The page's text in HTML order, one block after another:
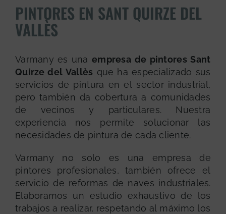
PINTORES EN SANT QUIRZE DEL
VALLÈS
Varmany es unaempresa de pintores Sant
Quirze del Vallès que ha especializado sus
servicios de pintura en el sector industrial,
pero también da cobertura a comunidades
de vecinos y particulares. Nuestra
experiencia nos permite solucionar las
necesidades de pintura de cada cliente.
Varmany no solo es una empresa de
pintores profesionales, también ofrece el
servicio de reformas de naves industriales.
Elaboramos un estudio exhaustivo de los
trabajos a realizar, respetando al máximo los